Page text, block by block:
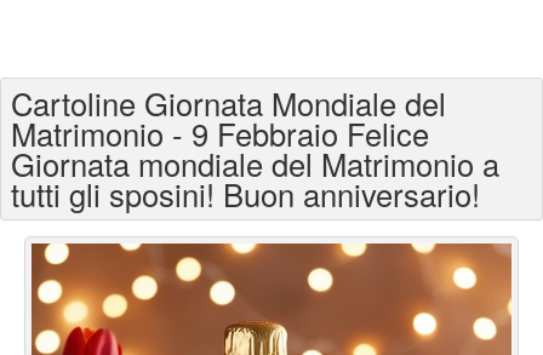
Cartoline auguri anni
Cartoline giorni anno
Cartoline giorni settimana
Cartoline musicali
Cartoline animate
Cartoline Giornata Mondiale del
Matrimonio - 9 Febbraio Felice
Giornata mondiale del Matrimonio a
tutti gli sposini! Buon anniversario!